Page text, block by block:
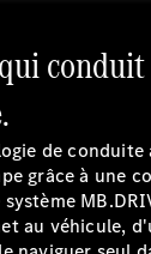
de
grâce à une
au véhicule,